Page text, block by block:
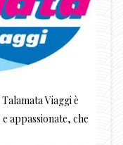
Viaggi è
appassionate, che